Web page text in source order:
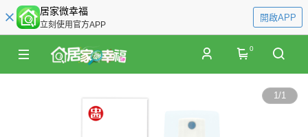
居家微幸福
立刻使用官方APP
開啟APP
0
1/1